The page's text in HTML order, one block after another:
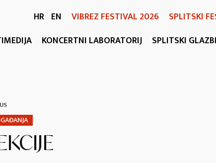
HR EN VIBREZ FESTIVAL 2026
SPLITSKI
KONCERTNI LABORATORIJ SPLITSKI